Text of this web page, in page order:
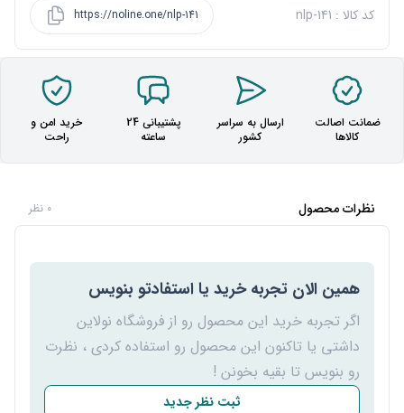
کد کالا : nlp-141 https://noline.one/nlp-141
ضمانت اصالت
کالاها
ارسال به سراسر
کشور
پشتیبانی 24
ساعته
خرید امن و
راحت
نظرات محصول 0 نظر
همین الان تجربه خرید یا استفادتو بنویس
اگر تجربه خرید این محصول رو از فروشگاه نولاین
داشتی یا تاکنون این محصول رو استفاده کردی ، نظرت
رو بنویس تا بقیه بخونن !
ثبت نظر جدید